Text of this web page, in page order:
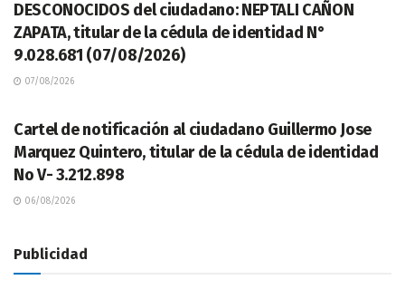
DESCONOCIDOS del ciudadano: NEPTALI CAÑON
ZAPATA, titular de la cédula de identidad N°
9.028.681 (07/08/2026)
07/08/2026
Cartel de notificación al ciudadano Guillermo Jose
Marquez Quintero, titular de la cédula de identidad
No V- 3.212.898
06/08/2026
Publicidad